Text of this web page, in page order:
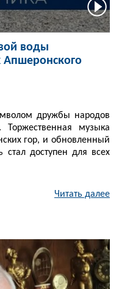
воды
Апшеронского
дружбы народов
музыка
гор, и обновленный
стал доступен для всех
Читать далее